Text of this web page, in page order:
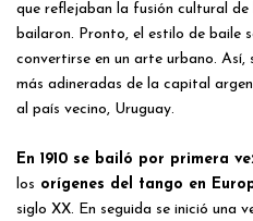
que reflejaban la fusión cultural
bailaron. Pronto, el estilo de baile
convertirse en un arte urbano. Así,
más adineradas de la capital
al país vecino, Uruguay.
En 1910 se bailó por primera
los orígenes del tango en
siglo XX. En seguida se inició una